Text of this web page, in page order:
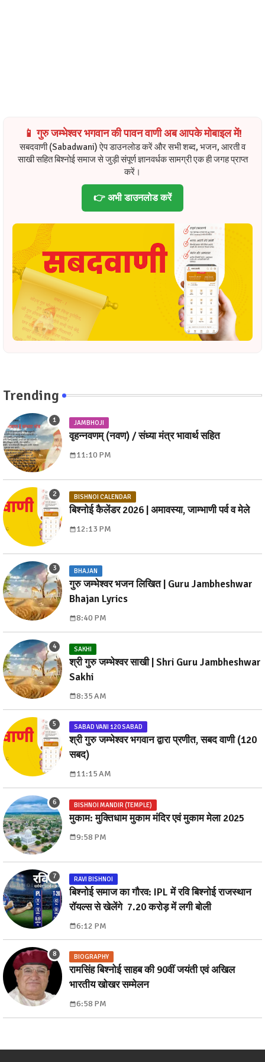
📱 गुरु जम्भेश्वर भगवान की पावन वाणी अब आपके मोबाइल में!
सबदवाणी (Sabadwani) ऐप डाउनलोड करें और सभी शब्द, भजन, आरती व
साखी सहित बिश्नोई समाज से जुड़ी संपूर्ण ज्ञानवर्धक सामग्री एक ही जगह प्राप्त
करें।
👉 अभी डाउनलोड करें
Trending
JAMBHOJI
वृहन्नवणम् (नवण) / संध्या मंत्र भावार्थ सहित
11:10 PM
BISHNOI CALENDAR
बिश्नोई कैलेंडर 2026 | अमावस्या, जाम्भाणी पर्व व मेले
12:13 PM
BHAJAN
गुरु जम्भेश्वर भजन लिखित | Guru Jambheshwar
Bhajan Lyrics
8:40 PM
SAKHI
श्री गुरु जम्भेश्वर साखी | Shri Guru Jambheshwar
Sakhi
8:35 AM
SABAD VANI 120 SABAD
श्री गुरु जम्भेश्वर भगवान द्वारा प्रणीत, सबद वाणी (120
सबद)
11:15 AM
BISHNOI MANDIR (TEMPLE)
मुकाम: मुक्तिधाम मुकाम मंदिर एवं मुकाम मेला 2025
9:58 PM
RAVI BISHNOI
बिश्नोई समाज का गौरव: IPL में रवि बिश्नोई राजस्थान
रॉयल्स से खेलेंगे ₹ 7.20 करोड़ में लगी बोली
6:12 PM
BIOGRAPHY
रामसिंह बिश्नोई साहब की 90वीं जयंती एवं अखिल
भारतीय खोखर सम्मेलन
6:58 PM